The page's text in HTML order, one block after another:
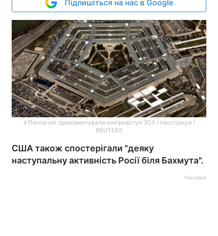
Підпишіться на нас в Google
У Пентагоні прокоментували контрнаступ ЗСУ / Ілюстрація /
REUTERS
США також спостерігали "деяку
наступальну активність Росії біля Бахмута".
Реклама